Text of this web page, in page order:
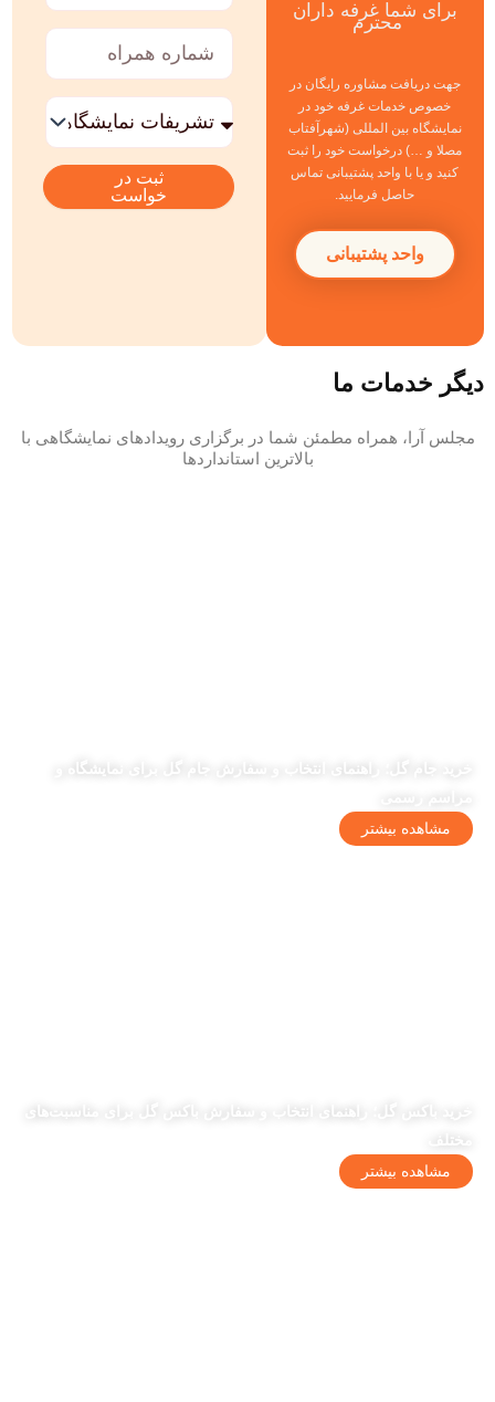
برای شما غرفه داران
محترم
جهت دریافت مشاوره رایگان در
خصوص خدمات غرفه خود در
نمایشگاه بین المللی (شهرآفتاب
مصلا و …) درخواست خود را ثبت
کنید و یا با واحد پشتیبانی تماس
حاصل فرمایید.
واحد پشتیبانی
نام
خانوادگی
شماره
همراه
خدمات
مورد
نظر
ثبت در
خواست
دیگر خدمات ما
مجلس آرا، همراه مطمئن شما در برگزاری رویدادهای نمایشگاهی با
بالاترین استانداردها
خرید جام گل؛ راهنمای انتخاب و سفارش جام گل برای نمایشگاه و
مشاهده بیشتر
خرید باکس گل؛ راهنمای انتخاب و سفارش باکس گل برای مناسبت‌های
مختلف
مشاهده بیشتر